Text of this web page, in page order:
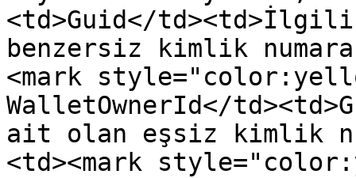
<td>Guid</td><td>İlgili
benzersiz kimlik
<mark
WalletOwnerId</
ait olan eşsiz kimlik
<td><mark